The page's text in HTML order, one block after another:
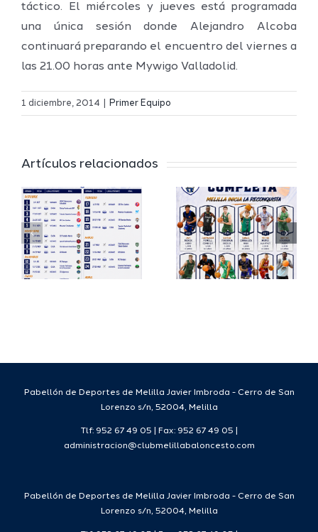
táctico. El miércoles y jueves está programada
una única sesión donde Alejandro Alcoba
continuará preparando el encuentro del viernes a
las 21.00 horas ante Mywigo Valladolid.
1 diciembre, 2014 Primer Equipo
Artículos relacionados
El Melilla
del
completa
su
proyecto
Definidos
Copa
España
FEB para
2026/27
Pabellón de Deportes de Melilla Javier Imbroda - Cerro de San
Lorenzo s/n, 52004, Melilla
Tlf: 952 67 49 05 | Fax: 952 67 49 05 |
administracion@clubmelillabaloncesto.com
Pabellón de Deportes de Melilla Javier Imbroda - Cerro de San
Lorenzo s/n, 52004, Melilla